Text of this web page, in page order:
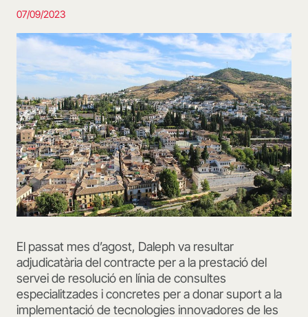
07/09/2023
El passat mes d’agost, Daleph va resultar
adjudicatària del contracte per a la prestació del
servei de resolució en línia de consultes
especialitzades i concretes per a donar suport a la
implementació de tecnologies innovadores de les